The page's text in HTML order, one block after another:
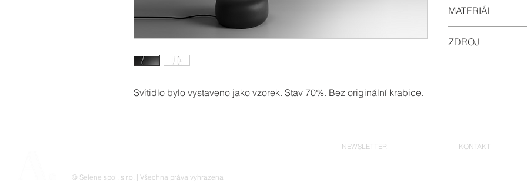
Svítidlo bylo vystaveno jako vzorek. Stav 70%. Bez originální krabice.
MATERIÁL
ZDROJ
© Selene spol. s r.o. | Všechna práva vyhrazena
NEWSLETTER KONTAKT